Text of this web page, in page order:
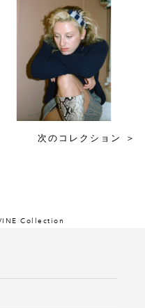
次のコレクション ＞
Collection